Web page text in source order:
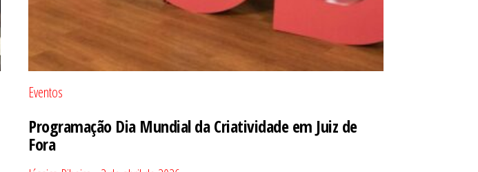
Eventos
Programação Dia Mundial da Criatividade em Juiz de
Fora